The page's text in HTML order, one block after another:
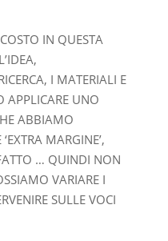
IN QUESTA
I MATERIALI E
APPLICARE UNO
ABBIAMO
MARGINE’,
… QUINDI NON
VARIARE I
SULLE VOCI